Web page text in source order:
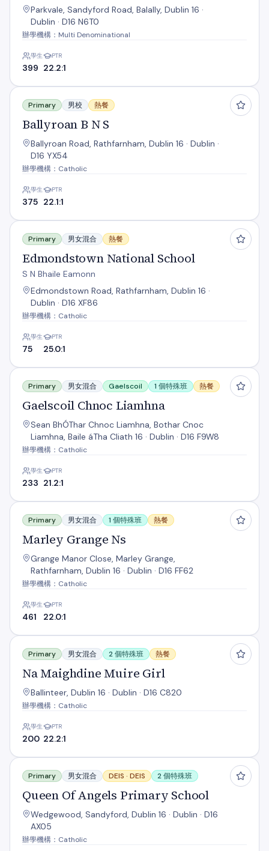
Parkvale, Sandyford Road, Balally, Dublin 16 ·
Dublin · D16 N6T0
辦學機構：Multi Denominational
學生
399
PTR
22.2:1
Ballyroan B N S
Primary 男校 熱餐
Ballyroan B N S
Ballyroan Road, Rathfarnham, Dublin 16 · Dublin ·
D16 YX54
辦學機構：Catholic
學生
375
PTR
22.1:1
Edmondstown National School
Primary 男女混合 熱餐
Edmondstown National School
S N Bhaile Eamonn
Edmondstown Road, Rathfarnham, Dublin 16 ·
Dublin · D16 XF86
辦學機構：Catholic
學生
75
PTR
25.0:1
Gaelscoil Chnoc Liamhna
Primary 男女混合 Gaelscoil 1 個特殊班 熱餐
Gaelscoil Chnoc Liamhna
Sean BhÓThar Chnoc Liamhna, Bothar Cnoc
Liamhna, Baile áTha Cliath 16 · Dublin · D16 F9W8
辦學機構：Catholic
學生
233
PTR
21.2:1
Marley Grange Ns
Primary 男女混合 1 個特殊班 熱餐
Marley Grange Ns
Grange Manor Close, Marley Grange,
Rathfarnham, Dublin 16 · Dublin · D16 FF62
辦學機構：Catholic
學生
461
PTR
22.0:1
Na Maighdine Muire Girl
Primary 男女混合 2 個特殊班 熱餐
Na Maighdine Muire Girl
Ballinteer, Dublin 16 · Dublin · D16 C820
辦學機構：Catholic
學生
200
PTR
22.2:1
Queen Of Angels Primary School
Primary 男女混合 DEIS · DEIS 2 個特殊班
Queen Of Angels Primary School
Wedgewood, Sandyford, Dublin 16 · Dublin · D16
AX05
辦學機構：Catholic